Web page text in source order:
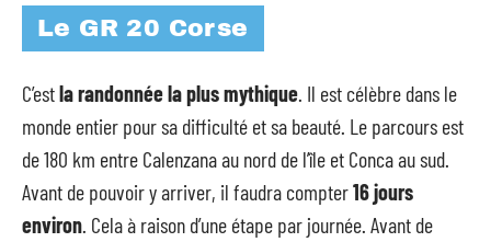
Le GR 20 Corse
C’estla randonnée la plus mythique . Il est célèbre dans le
monde entier pour sa difficulté et sa beauté. Le parcours est
de 180 km entre Calenzana au nord de l’île et Conca au sud.
Avant de pouvoir y arriver, il faudra compter16 jours
environ . Cela à raison d’une étape par journée. Avant de